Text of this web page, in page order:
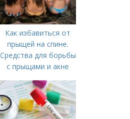
Как избавиться от
прыщей на спине.
Средства для борьбы
с прыщами и акне